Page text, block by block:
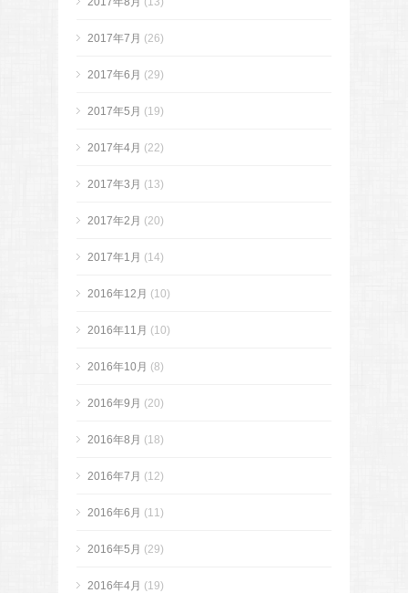
2017年7月 (26)
2017年6月 (29)
2017年5月 (19)
2017年4月 (22)
2017年3月 (13)
2017年2月 (20)
2017年1月 (14)
2016年12月 (10)
2016年11月 (10)
2016年10月 (8)
2016年9月 (20)
2016年8月 (18)
2016年7月 (12)
2016年6月 (11)
2016年5月 (29)
2016年4月 (19)